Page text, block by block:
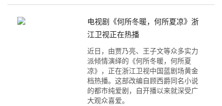
电视剧《何所冬暖，何所夏凉》浙
江卫视正在热播
近日，由贾乃亮、王子文等众多实力
派倾情演绎的《何所冬暖，何所夏
凉》，正在浙江卫视中国蓝剧场黄金
档热播。这部改编自顾西爵同名小说
的都市纯爱剧，自开播以来就深受广
大观众喜爱。